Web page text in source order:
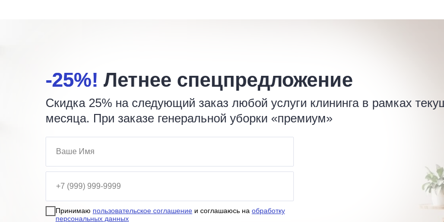
-25%!
-25%! Летнее спецпредложение
Принимаю пользовательское соглашение и соглашаюсь на обработку
персональных данных
Скидка 25% на следующий заказ любой услуги клининга в рамках
месяца. При заказе генеральной уборки «премиум»